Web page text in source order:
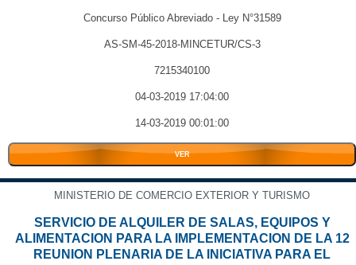
Concurso Público Abreviado - Ley N°31589
AS-SM-45-2018-MINCETUR/CS-3
7215340100
04-03-2019 17:04:00
14-03-2019 00:01:00
VER
MINISTERIO DE COMERCIO EXTERIOR Y TURISMO
SERVICIO DE ALQUILER DE SALAS, EQUIPOS Y
ALIMENTACION PARA LA IMPLEMENTACION DE LA 12
REUNION PLENARIA DE LA INICIATIVA PARA EL